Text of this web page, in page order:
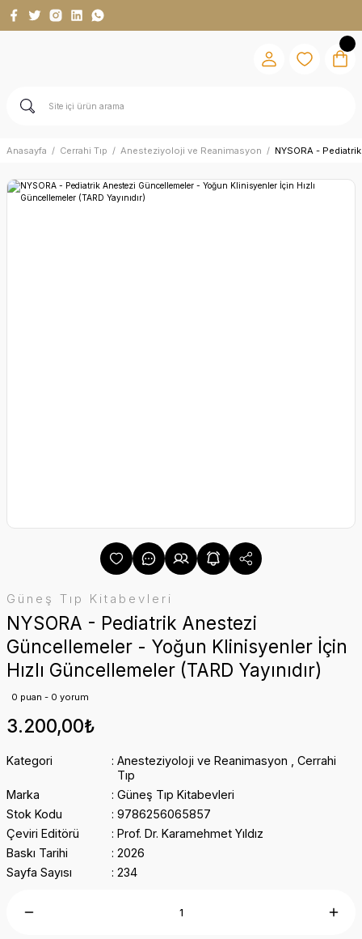
Anasayfa Cerrahi Tıp Anesteziyoloji ve Reanimasyon NYSORA -
Güneş Tıp Kitabevleri
NYSORA - Pediatrik Anestezi
Güncellemeler - Yoğun Klinisyenler İçin
Hızlı Güncellemeler (TARD Yayınıdır)
0 puan - 0 yorum
3.200,00₺
Kategori Anesteziyoloji ve Reanimasyon
Cerrahi
Tıp
Marka
Güneş Tıp Kitabevleri
Stok Kodu
9786256065857
Çeviri Editörü
Prof. Dr. Karamehmet Yıldız
Baskı Tarihi
2026
Sayfa Sayısı
234